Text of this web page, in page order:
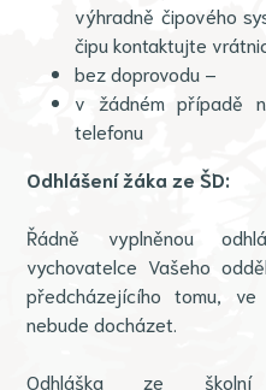
výhradně čipového
čipu kontaktujte
bez doprovodu –
v žádném případě
telefonu
Odhlášení žáka ze ŠD:
Řádně vyplněnou
vychovatelce Vašeho
předcházejícího tomu,
nebude docházet.
Odhláška ze